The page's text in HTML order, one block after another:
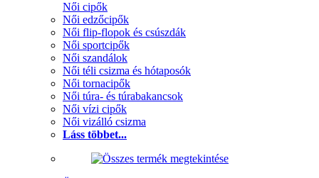
Női cipők
Női edzőcipők
Női flip-flopok és csúszdák
Női sportcipők
Női szandálok
Női téli csizma és hótaposók
Női tornacipők
Női túra- és túrabakancsok
Női vízi cipők
Női vizálló csizma
Láss többet...